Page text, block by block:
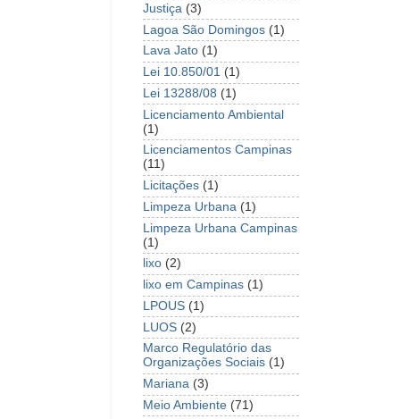
Justiça (3)
Lagoa São Domingos (1)
Lava Jato (1)
Lei 10.850/01 (1)
Lei 13288/08 (1)
Licenciamento Ambiental
(1)
Licenciamentos Campinas
(11)
Licitações (1)
Limpeza Urbana (1)
Limpeza Urbana Campinas
(1)
lixo (2)
lixo em Campinas (1)
LPOUS (1)
LUOS (2)
Marco Regulatório das
Organizações Sociais (1)
Mariana (3)
Meio Ambiente (71)